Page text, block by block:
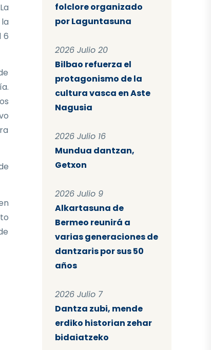
6
folclore organizado
por Laguntasuna
2026 Julio 20
Bilbao refuerza el
protagonismo de la
cultura vasca en Aste
Nagusia
2026 Julio 16
Mundua dantzan,
Getxon
2026 Julio 9
Alkartasuna de
Bermeo reunirá a
varias generaciones de
dantzaris por sus 50
años
2026 Julio 7
Dantza zubi, mende
erdiko historian zehar
bidaiatzeko